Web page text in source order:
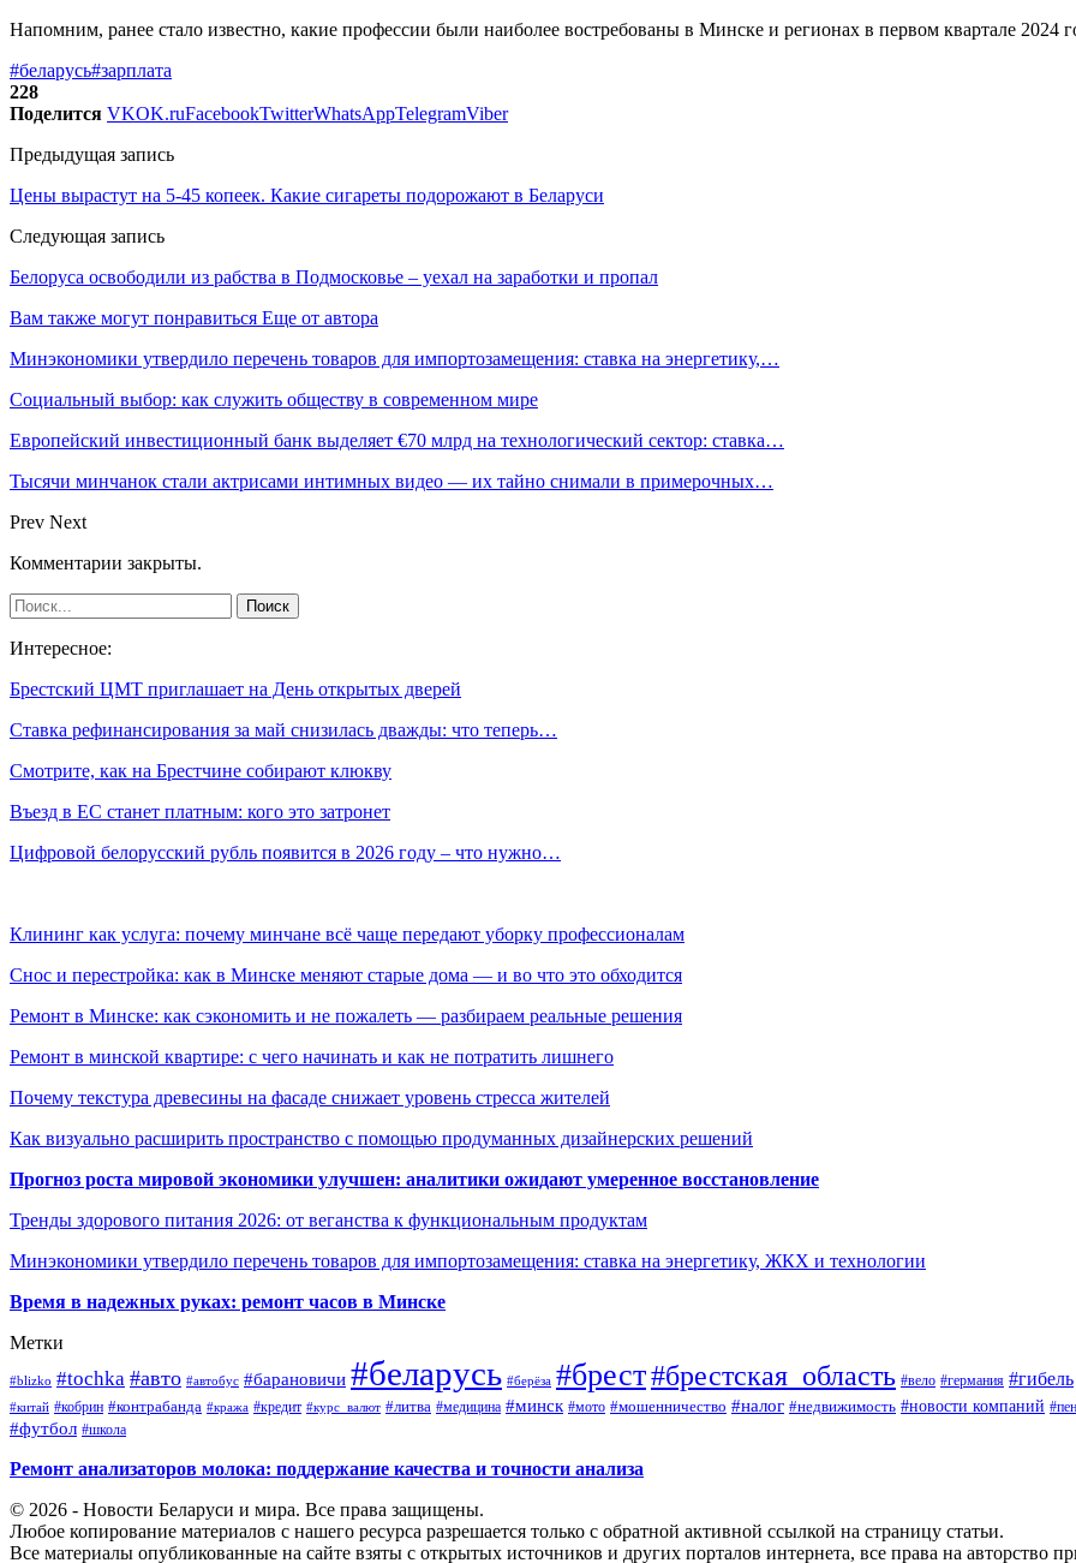
Напомним, ранее стало известно, какие профессии были наиболее востребованы в Минске и регионах в первом квартале 2024
#беларусь#зарплата
228
Поделится VKOK.ruFacebookTwitterWhatsAppTelegramViber
Предыдущая запись
Цены вырастут на 5-45 копеек. Какие сигареты подорожают в Беларуси
Следующая запись
Белоруса освободили из рабства в Подмосковье – уехал на заработки и пропал
Вам также могут понравиться Еще от автора
Минэкономики утвердило перечень товаров для импортозамещения: ставка на энергетику,…
Социальный выбор: как служить обществу в современном мире
Европейский инвестиционный банк выделяет €70 млрд на технологический сектор: ставка…
Тысячи минчанок стали актрисами интимных видео — их тайно снимали в примерочных…
Prev Next
Комментарии закрыты.
Интересное:
Брестский ЦМТ приглашает на День открытых дверей
Ставка рефинансирования за май снизилась дважды: что теперь…
Смотрите, как на Брестчине собирают клюкву
Въезд в ЕС станет платным: кого это затронет
Цифровой белорусский рубль появится в 2026 году – что нужно…
Клининг как услуга: почему минчане всё чаще передают уборку профессионалам
Снос и перестройка: как в Минске меняют старые дома — и во что это обходится
Ремонт в Минске: как сэкономить и не пожалеть — разбираем реальные решения
Ремонт в минской квартире: с чего начинать и как не потратить лишнего
Почему текстура древесины на фасаде снижает уровень стресса жителей
Как визуально расширить пространство с помощью продуманных дизайнерских решений
Прогноз роста мировой экономики улучшен: аналитики ожидают умеренное восстановление
Тренды здорового питания 2026: от веганства к функциональным продуктам
Минэкономики утвердило перечень товаров для импортозамещения: ставка на энергетику, ЖКХ и технологии
Время в надежных руках: ремонт часов в Минске
Метки
#blizko #tochka #авто #автобус #барановичи #беларусь #берёза #брест#брестская_область #вело #германия #гибель
#китай #кобрин #контрабанда #кража #кредит #курс_валют #литва #медицина #минск #мото #мошенничество #налог #недвижимость #новости компаний
#футбол #школа
Ремонт анализаторов молока: поддержание качества и точности анализа
© 2026 - Новости Беларуси и мира. Все права защищены.
Любое копирование материалов с нашего ресурса разрешается только с обратной активной ссылкой на страницу статьи.
Все материалы опубликованные на сайте взяты с открытых источников и других порталов интернета, все права на авторство